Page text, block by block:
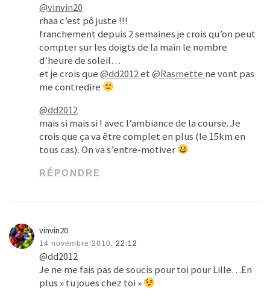
@vinvin20
rhaa c’est pô juste !!!
franchement depuis 2 semaines je crois qu’on peut
compter sur les doigts de la main le nombre
d’heure de soleil…
et je crois que@dd2012et@Rasmette ne vont pas
me contredire
@dd2012
mais si mais si ! avec l’ambiance de la course. Je
crois que ça va être complet en plus (le 15km en
tous cas). On va s’entre-motiver
RÉPONDRE
vinvin20
14 novembre 2010, 22:12
@dd2012
Je ne me fais pas de soucis pour toi pour Lille…En
plus » tu joues chez toi »